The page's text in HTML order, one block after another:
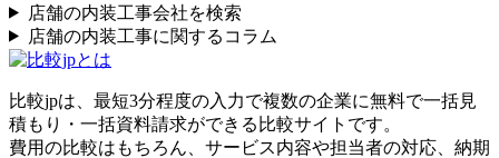
店舗の内装工事会社を検索
店舗の内装工事に関するコラム
比較jpは、 最短3分程度の入力で複数の企業に無料で一括見
積もり・一括資料請求ができる比較サイトです。
費用の比較はもちろん、サービス内容や担当者の対応、納期